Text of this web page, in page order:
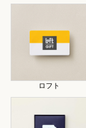
ロフト